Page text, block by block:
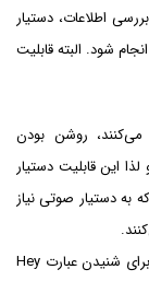
اطلاعات، دستیار
شود. البته قابلیت
روشن بودن
این قابلیت دستیار
به دستیار صوتی نیاز
یک ترفند ساده برای غیرفعال کردن موقتی قابلیت انتظار برای شنیدن عبارت Hey